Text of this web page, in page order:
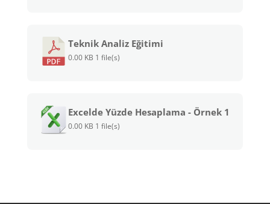
Teknik Analiz Eğitimi
0.00 KB 1 file(s)
Excelde Yüzde Hesaplama - Örnek 1
0.00 KB 1 file(s)